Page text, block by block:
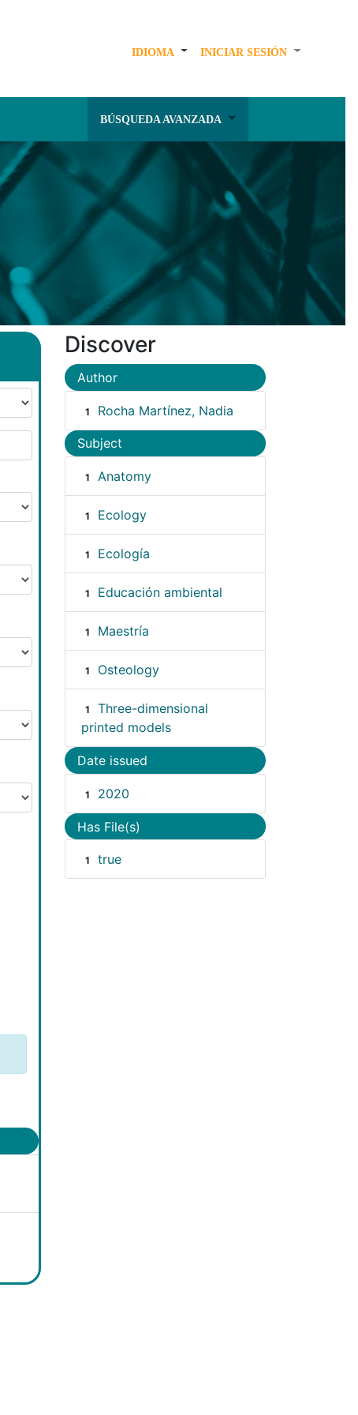
IDIOMA INICIAR SESIÓN
BÚSQUEDA AVANZADA
Discover
Author
1 Rocha Martínez, Nadia
Subject
1 Anatomy
1 Ecology
1 Ecología
1 Educación ambiental
1 Maestría
1 Osteology
1
Three-dimensional
printed models
Date issued
1 2020
Has File(s)
1 true